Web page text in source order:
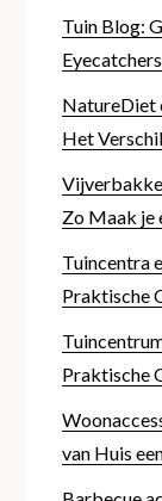
Tuin Blog:
NatureDiet
Het
Zo Maak je
Tuincentra
Praktische
Praktische
van Huis